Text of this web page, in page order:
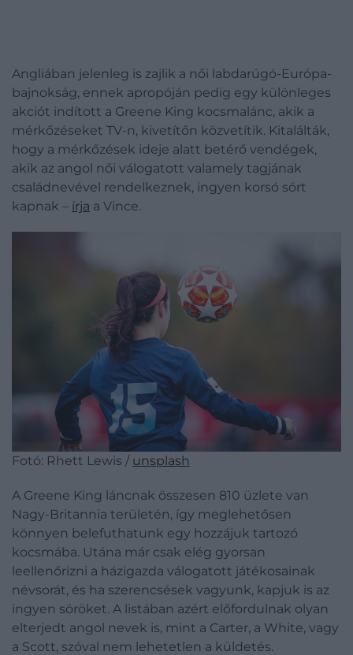
Angliában jelenleg is zajlik a női labdarúgó-Európa-
bajnokság, ennek apropóján pedig egy különleges
akciót indított a Greene King kocsmalánc, akik a
mérkőzéseket TV-n, kivetítőn közvetítik. Kitalálták,
hogy a mérkőzések ideje alatt betérő vendégek,
akik az angol női válogatott valamely tagjának
családnevével rendelkeznek, ingyen korsó sört
kapnak – írja a Vince.
Fotó: Rhett Lewis / unsplash
A Greene King láncnak összesen 810 üzlete van
Nagy-Britannia területén, így meglehetősen
könnyen belefuthatunk egy hozzájuk tartozó
kocsmába. Utána már csak elég gyorsan
leellenőrizni a házigazda válogatott játékosainak
névsorát, és ha szerencsések vagyunk, kapjuk is az
ingyen söröket. A listában azért előfordulnak olyan
elterjedt angol nevek is, mint a Carter, a White, vagy
a Scott, szóval nem lehetetlen a küldetés.